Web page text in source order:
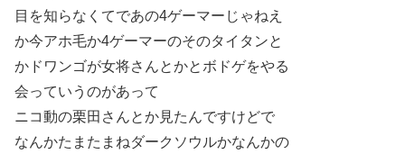
目を知らなくてであの4ゲーマーじゃねえ
か今アホ毛か4ゲーマーのそのタイタンと
かドワンゴが女将さんとかとボドゲをやる
会っていうのがあって
ニコ動の栗田さんとか見たんですけどで
なんかたまたまねダークソウルかなんかの